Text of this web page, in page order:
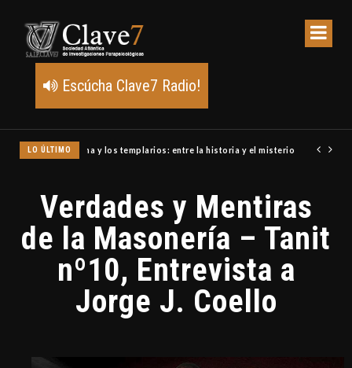
Escúcha Clave7 Radio!
LO ÚLTIMO Un meteoro explota sobre Estados Unidos y abre la pista
Verdades y Mentiras
de la Masonería – Tanit
nº10, Entrevista a
Jorge J. Coello